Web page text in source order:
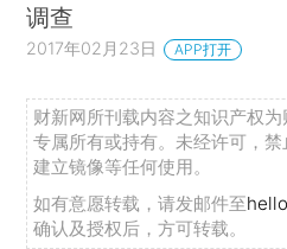
调查
2017年02月23日 APP打开
财新网所刊载内容之知识产权
专属所有或持有。未经许可，
建立镜像等任何使用。
如有意愿转载，请发邮件至
确认及授权后，方可转载。